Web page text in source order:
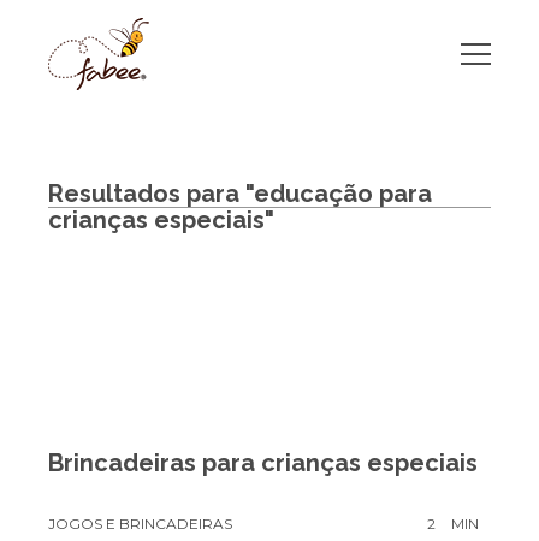
Resultados para "educação para
crianças especiais"
Brincadeiras para crianças especiais
JOGOS E BRINCADEIRAS 2 MIN